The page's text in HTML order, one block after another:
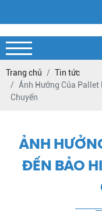
Trang chủ
Tin tức
Ảnh Hưởng Của Pallet
Chuyển
ẢNH
ĐẾN BẢO